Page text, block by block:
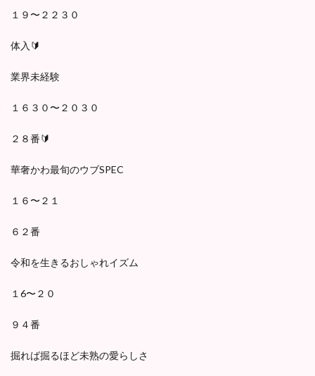
１９〜２２３０
体入🔰
業界未経験
１６３０〜２０３０
２８番🔰
華奢かわ最旬のウブSPEC
１６〜２１
６２番
令和を生きるおしゃれイズム
１6〜２０
９４番
掘れば掘るほど未熟の愛らしさ